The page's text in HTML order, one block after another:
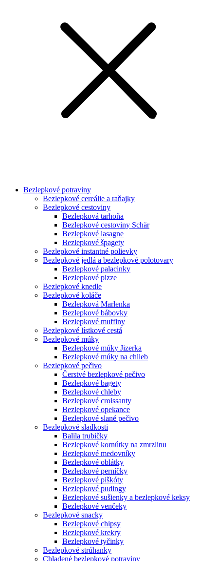
Bezlepkové potraviny
Bezlepkové cereálie a raňajky
Bezlepkové cestoviny
Bezlepková tarhoňa
Bezlepkové cestoviny Schär
Bezlepkové lasagne
Bezlepkové špagety
Bezlepkové instantné polievky
Bezlepkové jedlá a bezlepkové polotovary
Bezlepkové palacinky
Bezlepkové pizze
Bezlepkové knedle
Bezlepkové koláče
Bezlepková Marlenka
Bezlepkové bábovky
Bezlepkové muffiny
Bezlepkové lístkové cestá
Bezlepkové múky
Bezlepkové múky Jizerka
Bezlepkové múky na chlieb
Bezlepkové pečivo
Čerstvé bezlepkové pečivo
Bezlepkové bagety
Bezlepkové chleby
Bezlepkové croissanty
Bezlepkové opekance
Bezlepkové slané pečivo
Bezlepkové sladkosti
Balila trubičky
Bezlepkové kornútky na zmrzlinu
Bezlepkové medovníky
Bezlepkové oblátky
Bezlepkové perníčky
Bezlepkové piškóty
Bezlepkové pudingy
Bezlepkové sušienky a bezlepkové keksy
Bezlepkové venčeky
Bezlepkové snacky
Bezlepkové chipsy
Bezlepkové krekry
Bezlepkové tyčinky
Bezlepkové strúhanky
Chladené bezlepkové potraviny